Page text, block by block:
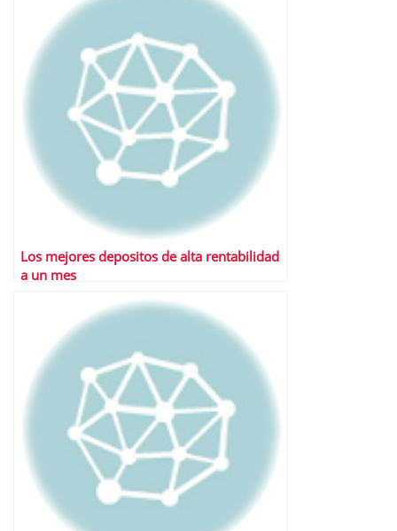
Los mejores depositos de alta rentabilidad
a un mes